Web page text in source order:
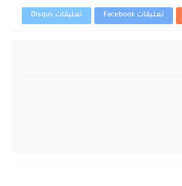
تعليقات Facebook تعليقات Disqus